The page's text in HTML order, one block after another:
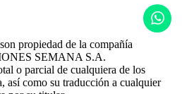
propiedad de la compañía
SEMANA S.A.
o parcial de cualquiera de los
así como su traducción a cualquier